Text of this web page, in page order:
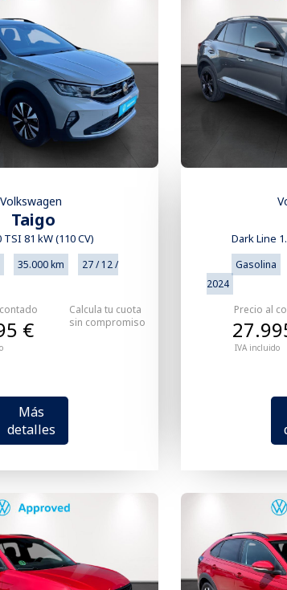
Volkswagen
Taigo
TSI 81 kW (110 CV)
35.000 km 27 / 12 /
€
Más
detalles
Calcula tu cuota
sin compromiso
Dark Line
Gasolina
2024
Precio al
IVA incluido